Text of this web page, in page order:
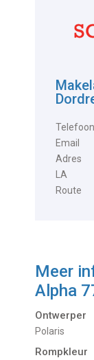
Telefoon
Email
Adres
LA
Route
Meer
Alpha
Ontwerper
Polaris
Rompkleur